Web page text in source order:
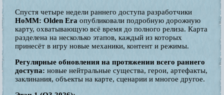
Спустя четыре недели раннего доступа разработчики
HoMM: Olden Era опубликовали подробную дорожную
карту, охватывающую всё время до полного релиза. Карта
разделена на несколько этапов, каждый из которых
принесёт в игру новые механики, контент и режимы.
Регулярные обновления на протяжении всего раннего
доступа: новые нейтральные существа, герои, артефакты,
заклинания, объекты на карте, сценарии и многое другое.